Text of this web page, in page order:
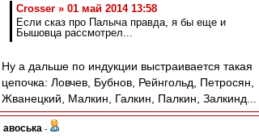
Crosser » 01 май 2014 13:58
Если сказ про Палыча правда, я бы еще и
Бышовца рассмотрел...
Ну а дальше по индукции выстраивается такая
цепочка: Ловчев, Бубнов, Рейнгольд, Петросян,
Жванецкий, Малкин, Галкин, Палкин, Залкинд...
авоська -